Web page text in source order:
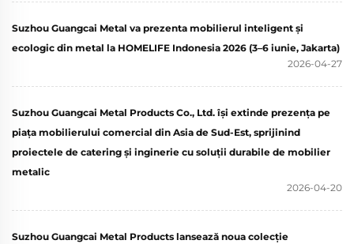
Suzhou Guangcai Metal va prezenta mobilierul inteligent și
ecologic din metal la HOMELIFE Indonesia 2026 (3–6 iunie, Jakarta)
2026-04-27
Suzhou Guangcai Metal Products Co., Ltd. își extinde prezența pe
piața mobilierului comercial din Asia de Sud-Est, sprijinind
proiectele de catering și inginerie cu soluții durabile de mobilier
metalic
2026-04-20
Suzhou Guangcai Metal Products lansează noua colecție